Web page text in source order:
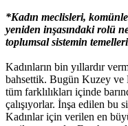
*Kadın meclisleri,
yeniden inşasındaki rolü
toplumsal sistemin
Kadınların bin yıllardır
bahsettik. Bugün Kuzey ve
tüm farklılıkları içinde
çalışıyorlar. İnşa edilen bu
Kadınlar için verilen en